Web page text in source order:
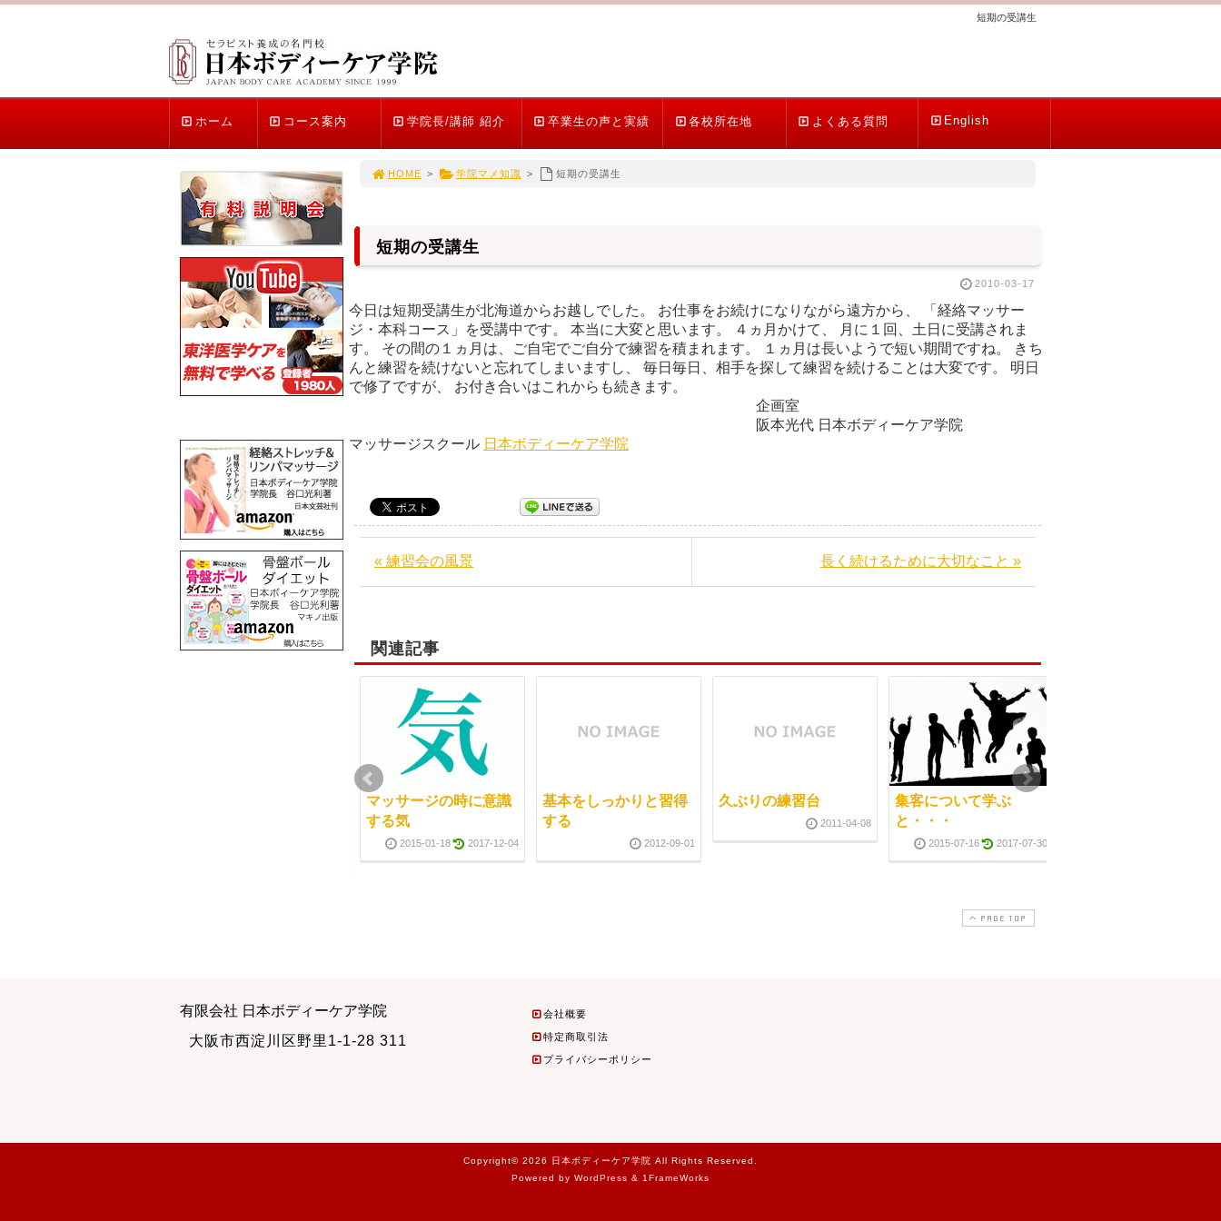
短期の受講生
ホーム コース案内 学院長/講師 紹介 卒業生の声と実績 各校所在地 よくある質問 English
HOME > 学院マメ知識 > 短期の受講生
短期の受講生
2010-03-17
今日は短期受講生が北海道からお越しでした。 お仕事をお続けになりながら遠方から、 「経絡マッサー
ジ・本科コース」を受講中です。 本当に大変と思います。 ４ヵ月かけて、 月に１回、土日に受講されま
す。 その間の１ヵ月は、ご自宅でご自分で練習を積まれます。 １ヵ月は長いようで短い期間ですね。 きち
んと練習を続けないと忘れてしまいますし、 毎日毎日、相手を探して練習を続けることは大変です。 明日
で修了ですが、 お付き合いはこれからも続きます。
企画室
阪本光代 日本ボディーケア学院
マッサージスクール 日本ボディーケア学院
« 練習会の風景 長く続けるために大切なこと »
関連記事
マッサージの時に意識
する気
2015-01-18 2017-12-04
基本をしっかりと習得
する
2012-09-01
久ぶりの練習台
2011-04-08
集客について学ぶ
と・・・
2015-07-16 2017-07-30
体が疲れるこの時期
PAGE TOP
有限会社 日本ボディーケア学院
大阪市西淀川区野里1-1-28 311
会社概要
特定商取引法
プライバシーポリシー
Copyright© 2026 日本ボディーケア学院 All Rights Reserved.
Powered by WordPress & 1FrameWorks